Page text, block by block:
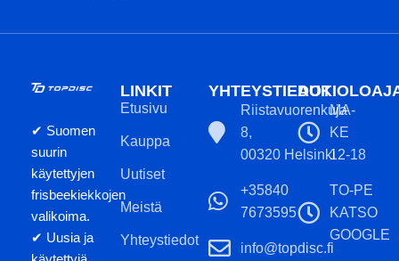
luotettavan ja mukavan otteen
sävy ei välttämättä vastaa
tuotekuvaa.
✔ Suomen
suurin
käytettyjen
frisbeekiekkojen
valikoima.
✔ Uusia ja
LINKIT
Etusivu
Kauppa
Uutiset
Meistä
Yhteystiedot
YHTEYSTIEDOT
Riistavuorenkuja
8,
00320 Helsinki
+35840
7673595
info@topdisc.fi
MA-
KE
12-18
TO-PE
KATSO
GOOGLE